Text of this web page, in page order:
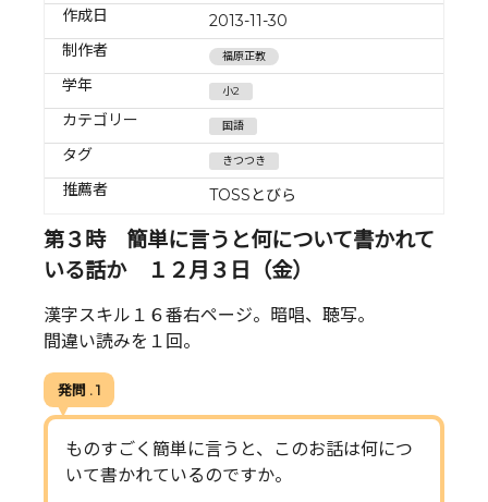
作成日
2013-11-30
制作者
福原正教
学年 小2
カテゴリー 国語
タグ きつつき
推薦者 TOSSとびら
第３時 簡単に言うと何について書かれて
いる話か １２月３日（金）
漢字スキル１６番右ページ。暗唱、聴写。
間違い読みを１回。
発問 . 1
ものすごく簡単に言うと、このお話は何につ
いて書かれているのですか。